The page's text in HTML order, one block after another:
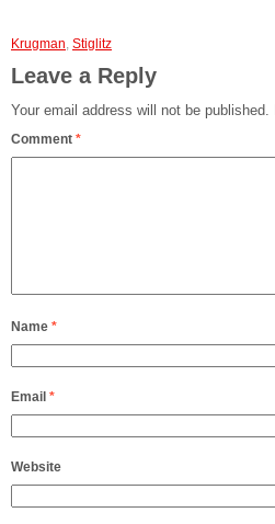
Krugman, Stiglitz
Leave a Reply
Your email address will not be published.
Comment *
Name *
Email *
Website